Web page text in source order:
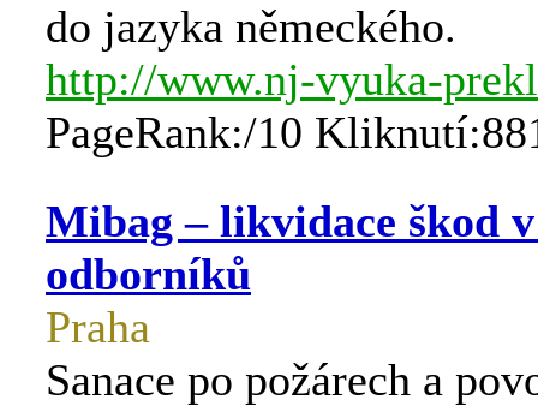
do jazyka německého.
http://www.nj-vyuka-
PageRank:/10
Mibag – likvidace škod
odborníků
Praha
Sanace po požárech a